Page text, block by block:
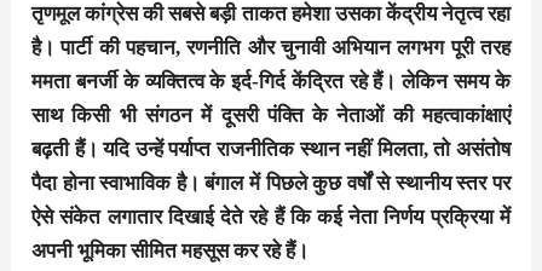
तृणमूल कांग्रेस की सबसे बड़ी ताकत हमेशा उसका केंद्रीय नेतृत्व रहा
है। पार्टी की पहचान, रणनीति और चुनावी अभियान लगभग पूरी तरह
ममता बनर्जी के व्यक्तित्व के इर्द-गिर्द केंद्रित रहे हैं। लेकिन समय के
साथ किसी भी संगठन में दूसरी पंक्ति के नेताओं की महत्वाकांक्षाएं
बढ़ती हैं। यदि उन्हें पर्याप्त राजनीतिक स्थान नहीं मिलता, तो असंतोष
पैदा होना स्वाभाविक है। बंगाल में पिछले कुछ वर्षों से स्थानीय स्तर पर
ऐसे संकेत लगातार दिखाई देते रहे हैं कि कई नेता निर्णय प्रक्रिया में
अपनी भूमिका सीमित महसूस कर रहे हैं।